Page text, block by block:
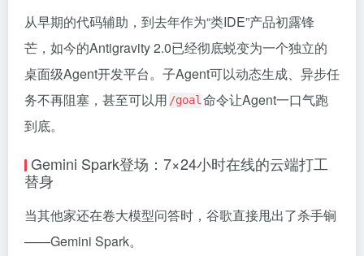
从早期的代码辅助，到去年作为“类IDE”产品初露锋
芒，如今的Antigravity 2.0已经彻底蜕变为一个独立的
桌面级Agent开发平台。子Agent可以动态生成、异步任
务不再阻塞，甚至可以用 /goal命令让Agent一口气跑
到底。
Gemini Spark登场：7×24小时在线的云端打工
替身
当其他家还在卷大模型问答时，谷歌直接甩出了杀手锏
——Gemini Spark。